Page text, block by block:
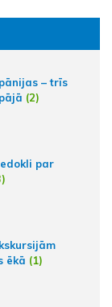
– trīs
(2)
par
ēkā (1)